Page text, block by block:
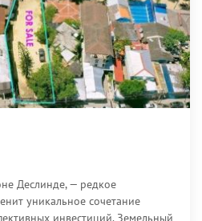
Деслинде, — редкое
уникальное сочетание
инвестиций. Земельный